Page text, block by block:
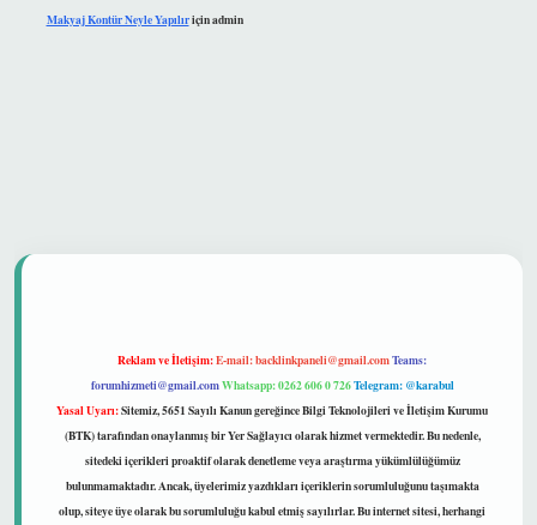
Makyaj Kontür Neyle Yapılıriçinadmin
Reklam ve İletişim:E-mail:backlinkpaneli@gmail.comTeams:
forumhizmeti@gmail.comWhatsapp: 0262 606 0 726Telegram: @karabul
Yasal Uyarı:Sitemiz, 5651 Sayılı Kanun gereğince Bilgi Teknolojileri ve İletişim Kurumu
(BTK) tarafından onaylanmış bir Yer Sağlayıcı olarak hizmet vermektedir. Bu nedenle,
sitedeki içerikleri proaktif olarak denetleme veya araştırma yükümlülüğümüz
bulunmamaktadır. Ancak, üyelerimiz yazdıkları içeriklerin sorumluluğunu taşımakta
olup, siteye üye olarak bu sorumluluğu kabul etmiş sayılırlar. Bu internet sitesi, herhangi